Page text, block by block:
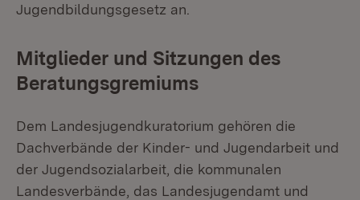
Jugendbildungsgesetz an.
Mitglieder und Sitzungen des
Beratungsgremiums
Dem Landesjugendkuratorium gehören die
Dachverbände der Kinder- und Jugendarbeit und
der Jugendsozialarbeit, die kommunalen
Landesverbände, das Landesjugendamt und